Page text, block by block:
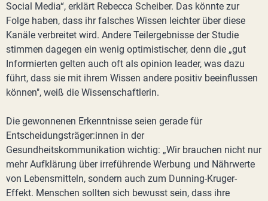
Social Media“, erklärt Rebecca Scheiber. Das könnte zur
Folge haben, dass ihr falsches Wissen leichter über diese
Kanäle verbreitet wird. Andere Teilergebnisse der Studie
stimmen dagegen ein wenig optimistischer, denn die „gut
Informierten gelten auch oft als opinion leader, was dazu
führt, dass sie mit ihrem Wissen andere positiv beeinflussen
können", weiß die Wissenschaftlerin.
Die gewonnenen Erkenntnisse seien gerade für
Entscheidungsträger:innen in der
Gesundheitskommunikation wichtig: „Wir brauchen nicht nur
mehr Aufklärung über irreführende Werbung und Nährwerte
von Lebensmitteln, sondern auch zum Dunning-Kruger-
Effekt. Menschen sollten sich bewusst sein, dass ihre